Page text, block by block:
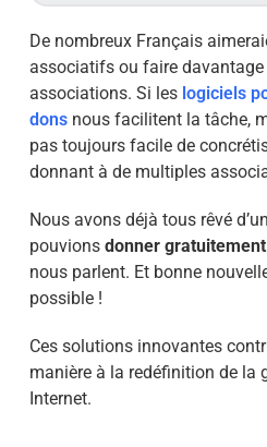
De nombreux Français
associatifs ou faire
associations. Si les logiciels
donsnous facilitent la tâche,
pas toujours facile de
donnant à de multiples
Nous avons déjà tous rêvé
pouvions donner
nous parlent. Et bonne
possible !
Ces solutions innovantes
manière à la redéfinition de la
Internet.